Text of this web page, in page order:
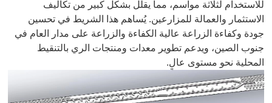
للاستخدام لثلاثة مواسم، مما يقلل بشكل كبير من تكاليف
الاستثمار والعمالة للمزارعين. يُساهم هذا الشريط في تحسين
جودة وكفاءة الزراعة عالية الكفاءة والزراعة على مدار العام في
جنوب الصين، ويدعم تطوير معدات ومنتجات الري بالتنقيط
المحلية نحو مستوى عالٍ.